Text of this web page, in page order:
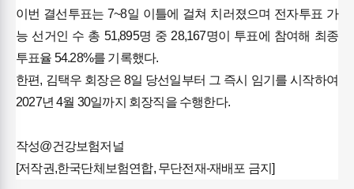
이번 결선투표는 7~8일 이틀에 걸쳐 치러졌으며 전자투표 가
능 선거인 수 총 51,895명 중 28,167명이 투표에 참여해 최종
투표율 54.28%를 기록했다.
한편, 김택우 회장은 8일 당선일부터 그 즉시 임기를 시작하여
2027년 4월 30일까지 회장직을 수행한다.
작성@건강보험저널
[저작권,한국단체보험연합, 무단전재-재배포 금지]